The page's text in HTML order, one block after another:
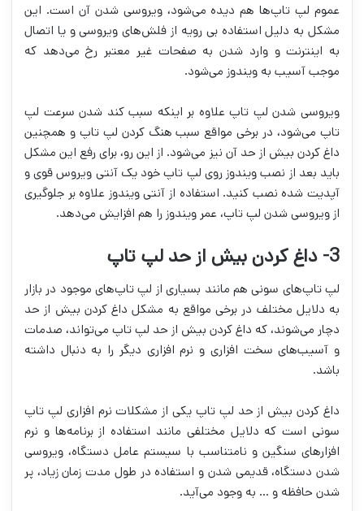
عموم لپ تاپ‌ها هم دیده می‌شود، ویروسی شدن آن است. این
مشکل به دلیل استفاده بی رویه از فلش‌های ویروسی و یا اتصال
به اینترنت و وارد شدن به صفحات غیر معتبر رخ می‌دهد که
موجب آسیب به ویندوز می‌شود.
ویروسی شدن لپ تاپ علاوه بر اینکه سبب کند شدن سرعت لپ
تاپ می‌شود، در برخی مواقع سبب هنگ کردن لپ تاپ و همچنین
داغ کردن بیش از حد آن نیز می‌شود. از این رو، برای رفع این مشکل
باید بعد از نصب ویندوز روی لپ تاپ خود یک آنتی ویروس قوی و
آپدیت شده نصب کنید. استفاده از آنتی ویندوز علاوه بر جلوگیری
از ویروسی شدن لپ تاپ، عمر ویندوز را هم افزایش می‌دهد.
3- داغ کردن بیش از حد لپ تاپ
لپ تاپ‌های سونی هم مانند بسیاری از لپ تاپ‌های موجود در بازار
به دلایل مختلف در برخی مواقع به مشکل داغ کردن بیش از حد
دچار می‌شوند، که داغ کردن بیش از حد لپ تاپ می‌تواند، صدمات
و آسیب‌های سخت افزاری و نرم افزاری دیگر را به دنبال داشته
باشد.
داغ کردن بیش از حد لپ تاپ یکی از مشکلات نرم افزاری لپ تاپ
سونی است که دلایل مختلفی مانند استفاده از برنامه‌ها و نرم
افزارهای سنگین و نامتناسب با سیستم عامل دستگاه، ویروسی
شدن دستگاه، قدیمی شدن و استفاده در طول مدت زمان زیاد، پر
شدن حافظه و … به وجود می‌آید.